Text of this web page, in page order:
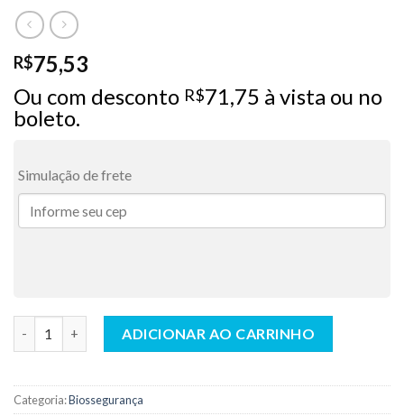
R$75,53
Ou com desconto R$71,75 à vista ou no
boleto.
Simulação de frete
ADICIONAR AO CARRINHO
Categoria:Biossegurança